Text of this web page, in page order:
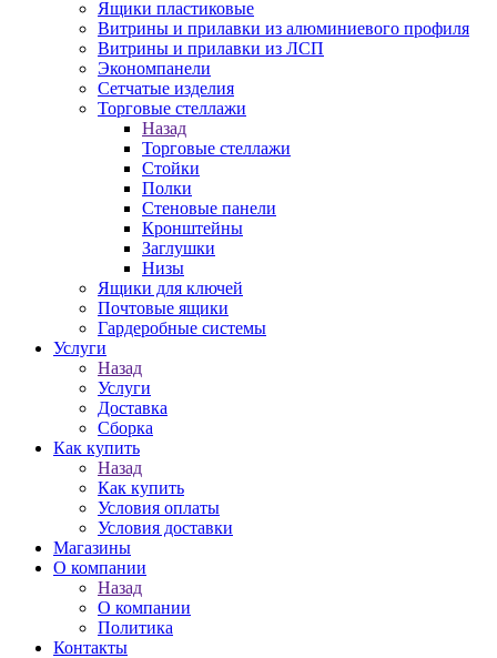
Ящики пластиковые
Витрины и прилавки из алюминиевого профиля
Витрины и прилавки из ЛСП
Экономпанели
Сетчатые изделия
Торговые стеллажи
Назад
Торговые стеллажи
Стойки
Полки
Стеновые панели
Кронштейны
Заглушки
Низы
Ящики для ключей
Почтовые ящики
Гардеробные системы
Услуги
Назад
Услуги
Доставка
Сборка
Как купить
Назад
Как купить
Условия оплаты
Условия доставки
Магазины
О компании
Назад
О компании
Политика
Контакты